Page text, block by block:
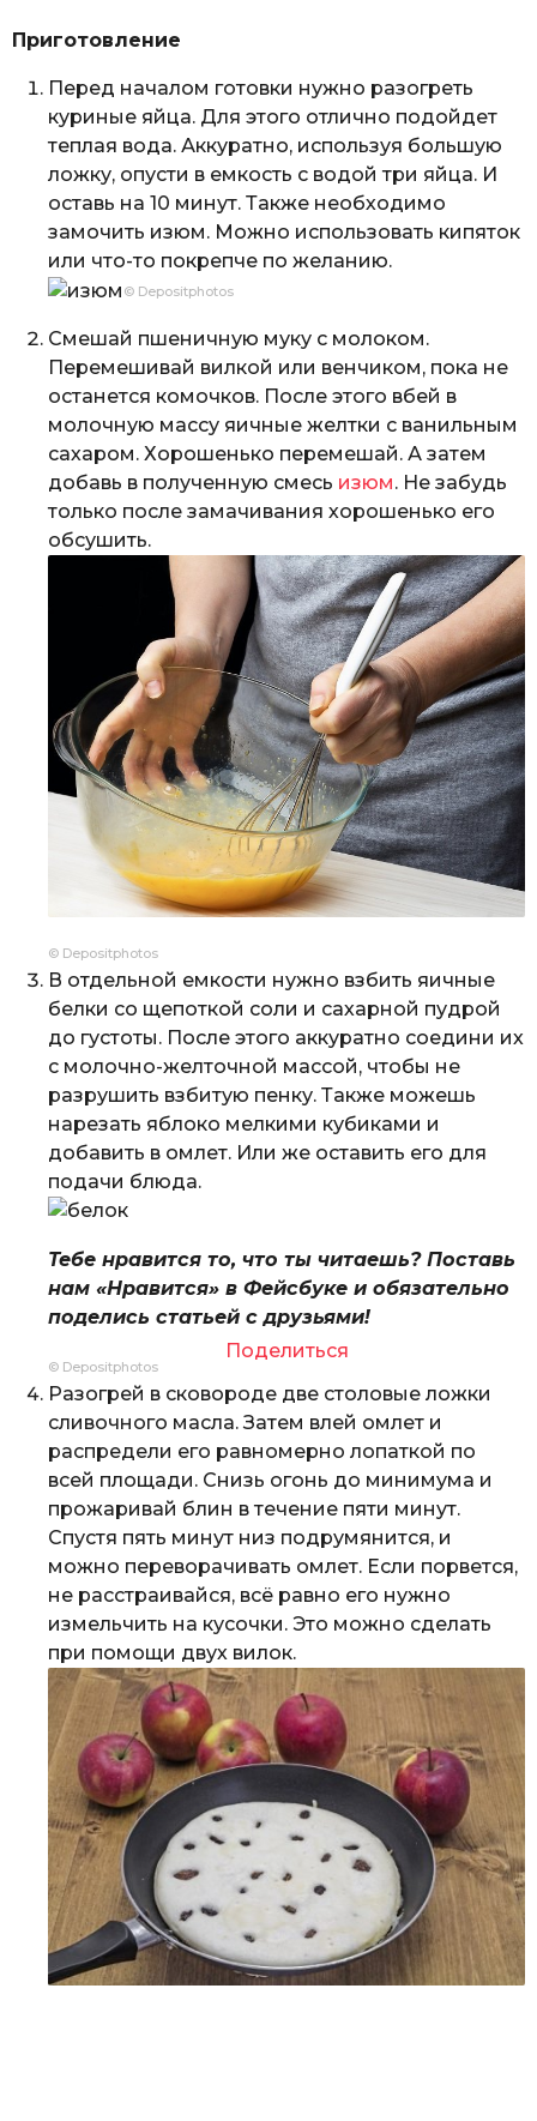
Приготовление
Перед началом готовки нужно разогреть
куриные яйца. Для этого отлично подойдет
теплая вода. Аккуратно, используя большую
ложку, опусти в емкость с водой три яйца. И
оставь на 10 минут. Также необходимо
замочить изюм. Можно использовать кипяток
или что-то покрепче по желанию.
© Depositphotos
Смешай пшеничную муку с молоком.
Перемешивай вилкой или венчиком, пока не
останется комочков. После этого вбей в
молочную массу яичные желтки с ванильным
сахаром. Хорошенько перемешай. А затем
добавь в полученную смесь изюм. Не забудь
только после замачивания хорошенько его
обсушить.
© Depositphotos
В отдельной емкости нужно взбить яичные
белки со щепоткой соли и сахарной пудрой
до густоты. После этого аккуратно соедини их
с молочно-желточной массой, чтобы не
разрушить взбитую пенку. Также можешь
нарезать яблоко мелкими кубиками и
добавить в омлет. Или же оставить его для
подачи блюда.
Тебе нравится то, что ты читаешь? Поставь
нам «Нравится» в Фейсбуке и обязательно
поделись статьей с друзьями!
Поделиться
© Depositphotos
Разогрей в сковороде две столовые ложки
сливочного масла. Затем влей омлет и
распредели его равномерно лопаткой по
всей площади. Снизь огонь до минимума и
прожаривай блин в течение пяти минут.
Спустя пять минут низ подрумянится, и
можно переворачивать омлет. Если порвется,
не расстраивайся, всё равно его нужно
измельчить на кусочки. Это можно сделать
при помощи двух вилок.